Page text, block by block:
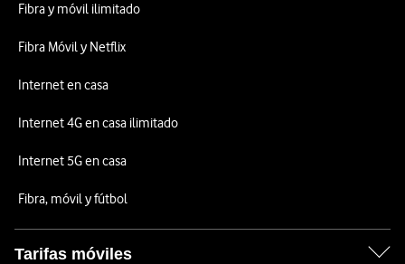
Fibra y móvil ilimitado
Fibra Móvil y Netflix
Internet en casa
Internet 4G en casa ilimitado
Internet 5G en casa
Fibra, móvil y fútbol
Tarifas móviles